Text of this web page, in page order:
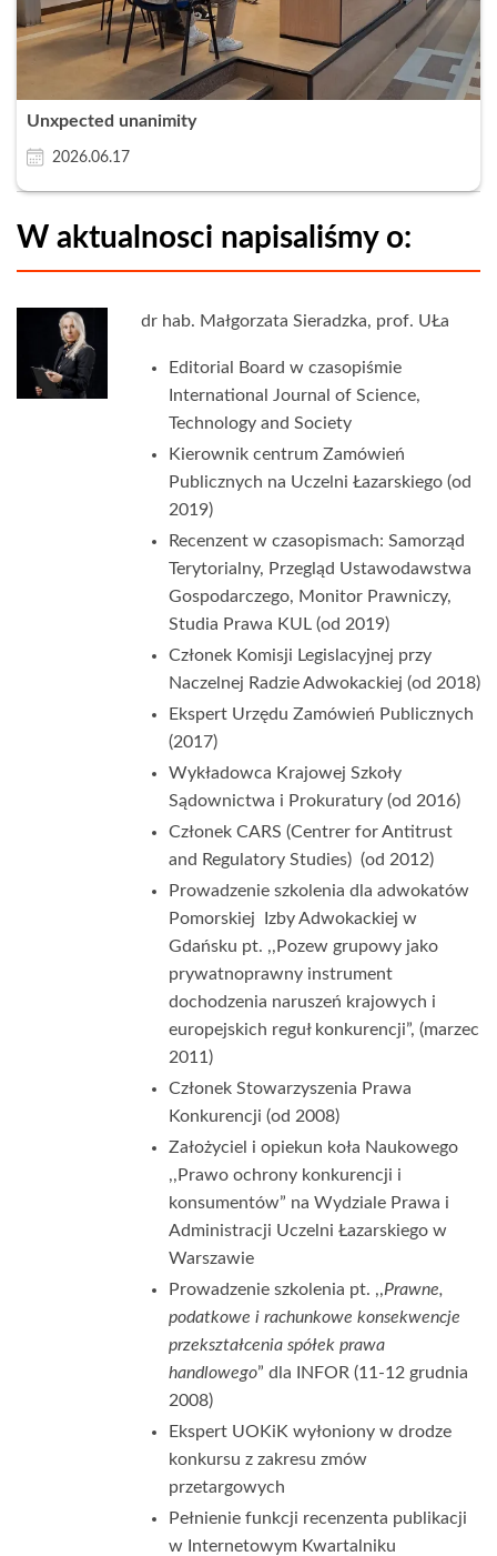
Unxpected unanimity
2026.06.17
W aktualnosci napisaliśmy o:
dr hab. Małgorzata Sieradzka, prof. UŁa
Editorial Board w czasopiśmie
International Journal of Science,
Technology and Society
Kierownik centrum Zamówień
Publicznych na Uczelni Łazarskiego (od
2019)
Recenzent w czasopismach: Samorząd
Terytorialny, Przegląd Ustawodawstwa
Gospodarczego, Monitor Prawniczy,
Studia Prawa KUL (od 2019)
Członek Komisji Legislacyjnej przy
Naczelnej Radzie Adwokackiej (od 2018)
Ekspert Urzędu Zamówień Publicznych
(2017)
Wykładowca Krajowej Szkoły
Sądownictwa i Prokuratury (od 2016)
Członek CARS (Centrer for Antitrust
and Regulatory Studies) (od 2012)
Prowadzenie szkolenia dla adwokatów
Pomorskiej Izby Adwokackiej w
Gdańsku pt. ,,Pozew grupowy jako
prywatnoprawny instrument
dochodzenia naruszeń krajowych i
europejskich reguł konkurencji”, (marzec
2011)
Członek Stowarzyszenia Prawa
Konkurencji (od 2008)
Założyciel i opiekun koła Naukowego
,,Prawo ochrony konkurencji i
konsumentów” na Wydziale Prawa i
Administracji Uczelni Łazarskiego w
Warszawie
Prowadzenie szkolenia pt. ,,Prawne,
podatkowe i rachunkowe konsekwencje
przekształcenia spółek prawa
handlowego” dla INFOR (11-12 grudnia
2008)
Ekspert UOKiK wyłoniony w drodze
konkursu z zakresu zmów
przetargowych
Pełnienie funkcji recenzenta publikacji
w Internetowym Kwartalniku